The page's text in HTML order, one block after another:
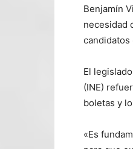
Benjamín
necesidad
candidatos
El
(INE)
boletas y
«Es